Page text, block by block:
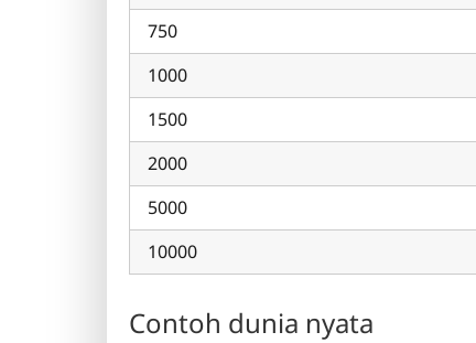
750
1000
1500
2000
5000
10000
Contoh dunia nyata